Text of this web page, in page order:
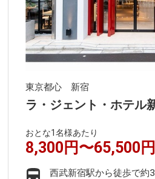
東京都心 新宿
ラ・ジェント・ホテル
おとな1名様あたり
8,300円〜65,500円
西武新宿駅から徒歩で約3